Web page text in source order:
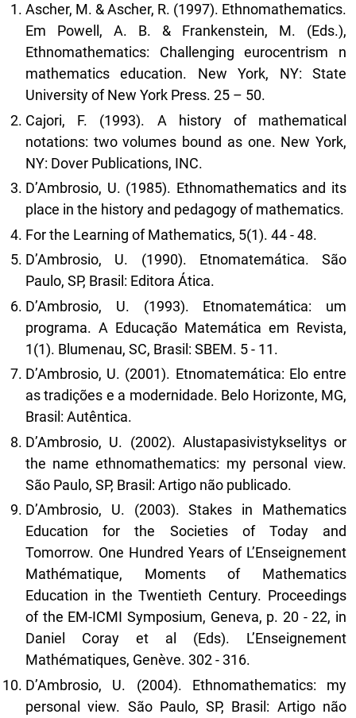
Ascher, M. & Ascher, R. (1997). Ethnomathematics.
Em Powell, A. B. & Frankenstein, M. (Eds.),
Ethnomathematics: Challenging eurocentrism n
mathematics education. New York, NY: State
University of New York Press. 25 – 50.
Cajori, F. (1993). A history of mathematical
notations: two volumes bound as one. New York,
NY: Dover Publications, INC.
D’Ambrosio, U. (1985). Ethnomathematics and its
place in the history and pedagogy of mathematics.
For the Learning of Mathematics, 5(1). 44 - 48.
D’Ambrosio, U. (1990). Etnomatemática. São
Paulo, SP, Brasil: Editora Ática.
D’Ambrosio, U. (1993). Etnomatemática: um
programa. A Educação Matemática em Revista,
1(1). Blumenau, SC, Brasil: SBEM. 5 - 11.
D’Ambrosio, U. (2001). Etnomatemática: Elo entre
as tradições e a modernidade. Belo Horizonte, MG,
Brasil: Autêntica.
D’Ambrosio, U. (2002). Alustapasivistykselitys or
the name ethnomathematics: my personal view.
São Paulo, SP, Brasil: Artigo não publicado.
D’Ambrosio, U. (2003). Stakes in Mathematics
Education for the Societies of Today and
Tomorrow. One Hundred Years of L’Enseignement
Mathématique, Moments of Mathematics
Education in the Twentieth Century. Proceedings
of the EM-ICMI Symposium, Geneva, p. 20 - 22, in
Daniel Coray et al (Eds). L’Enseignement
Mathématiques, Genève. 302 - 316.
D’Ambrosio, U. (2004). Ethnomathematics: my
personal view. São Paulo, SP, Brasil: Artigo não